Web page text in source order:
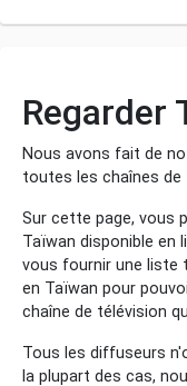
Regarder
Nous avons fait de
toutes les chaînes de
Sur cette page, vous
Taïwan disponible en
vous fournir une liste
en Taïwan pour
chaîne de télévision
Tous les diffuseurs
la plupart des cas,